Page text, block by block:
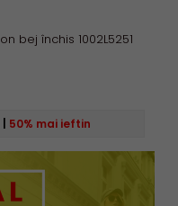
bej închis 1002L5251
50% mai ieftin